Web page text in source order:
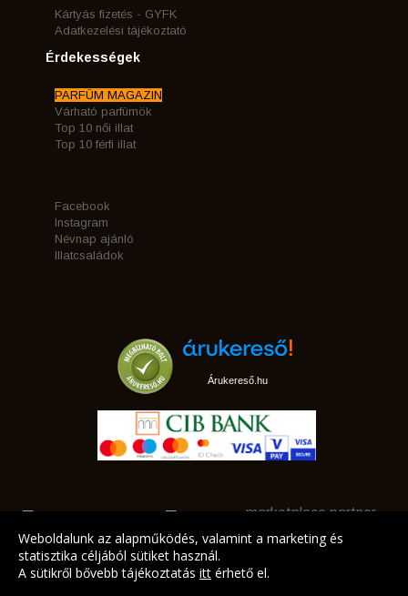
Kártyás fizetés - GYFK
Adatkezelési tájékoztató
Érdekességek
PARFÜM MAGAZIN
Várható parfümök
Top 10 női illat
Top 10 férfi illat
Facebook
Instagram
Névnap ajánló
Illatcsaládok
Árukereső.hu
marketplace partner
Weboldalunk az alapműködés, valamint a marketing és
statisztika céljából sütiket használ.
A sütikről bővebb tájékoztatás itt érhető el.